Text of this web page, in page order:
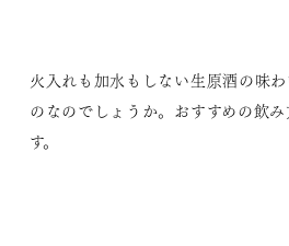
火入れも加水もしない生原酒の味
のなのでしょうか。おすすめの飲
す。